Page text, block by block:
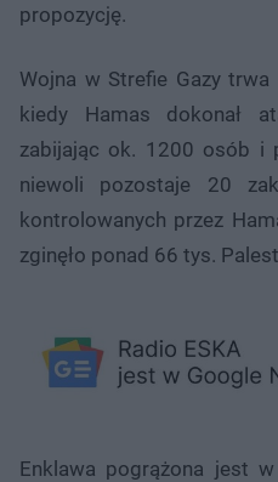
propozycję.
Wojna w Strefie Gazy
kiedy Hamas dokonał
zabijając ok. 1200 osób i
niewoli pozostaje 20
kontrolowanych przez
zginęło ponad 66 tys.
Enklawa pogrążona jest